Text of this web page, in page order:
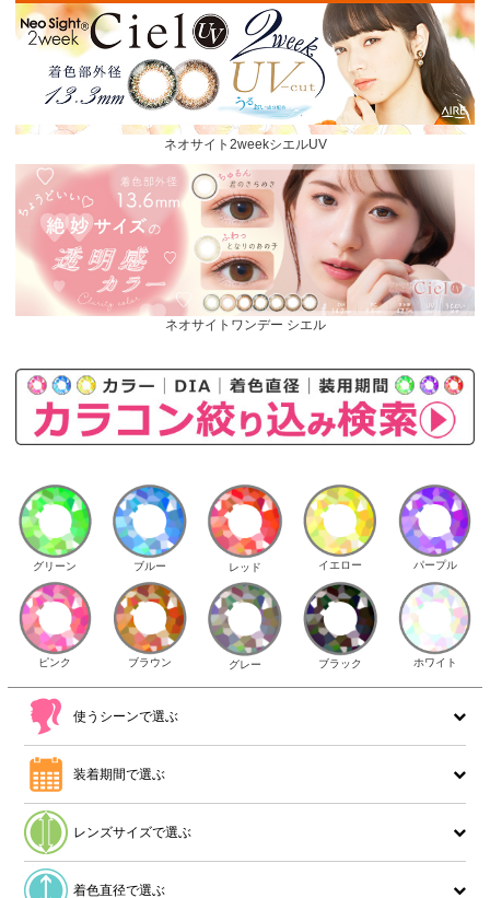
ネオサイト2weekシエルUV
ネオサイトワンデー シエル
グリーン ブルー レッド イエロー パープル
ピンク ブラウン グレー ブラック ホワイト
使うシーンで選ぶ
装着期間で選ぶ
レンズサイズで選ぶ
着色直径で選ぶ